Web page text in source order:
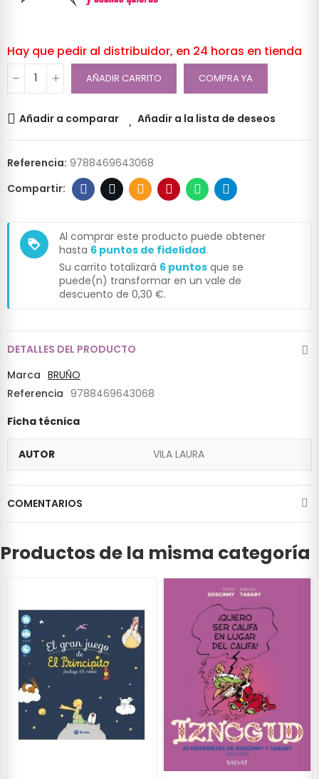
Hay que pedir al distribuidor, en 24 horas en tienda
AÑADIR CARRITO COMPRA YA
Añadir a comparar Añadir a la lista de deseos
Referencia: 9788469643068
loyalty
Al comprar este producto puede obtener
hasta 6 puntos de fidelidad.
Su carrito totalizará 6 puntos que se
puede(n) transformar en un vale de
descuento de 0,30 €.
DETALLES DEL PRODUCTO
Marca BRUÑO
Referencia 9788469643068
Ficha técnica
AUTOR VILA LAURA
COMENTARIOS
Productos de la misma categoría